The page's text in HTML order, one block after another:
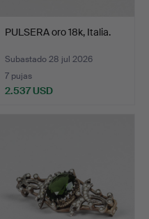
PULSERA oro 18k, Italia.
Subastado 28 jul 2026
7 pujas
2.537 USD